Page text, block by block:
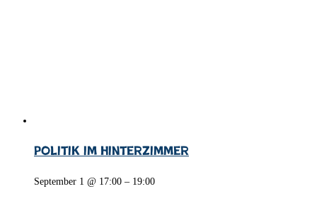
Politik im Hinterzimmer
September 1 @ 17:00 – 19:00